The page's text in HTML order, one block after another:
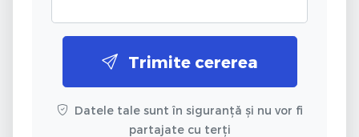
Trimite cererea
Datele tale sunt în siguranță și nu vor fi
partajate cu terți